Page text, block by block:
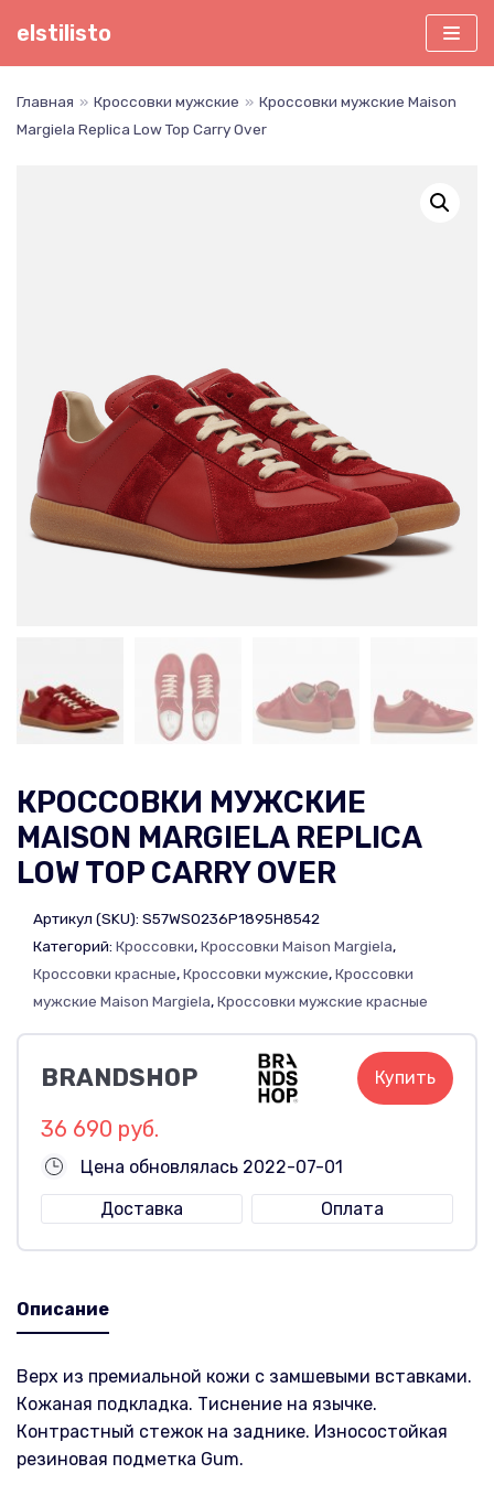
Перейти
elstilisto
Главная » Кроссовки мужские » Кроссовки мужские Maison
Margiela Replica Low Top Carry Over
КРОССОВКИ МУЖСКИЕ
MAISON MARGIELA REPLICA
LOW TOP CARRY OVER
Артикул (SKU): S57WS0236P1895H8542
Категорий: Кроссовки,Кроссовки Maison Margiela,
Кроссовки красные,Кроссовки мужские,Кроссовки
мужские Maison Margiela,Кроссовки мужские красные
BRANDSHOP Купить
36 690 руб.
Цена обновлялась 2022-07-01
Доставка
Оплата
Описание
Верх из премиальной кожи с замшевыми вставками.
Кожаная подкладка. Тиснение на язычке.
Контрастный стежок на заднике. Износостойкая
резиновая подметка Gum.